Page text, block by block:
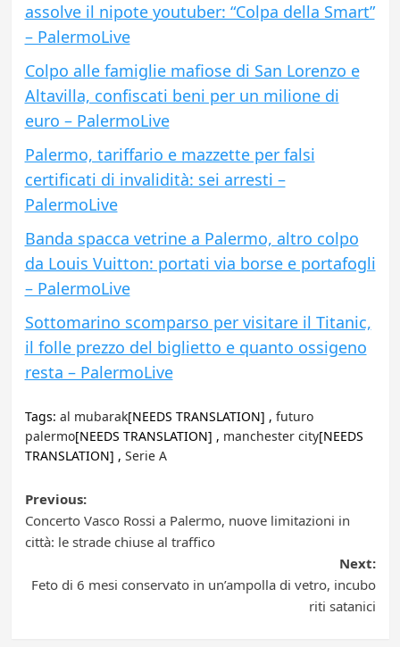
assolve il nipote youtuber: “Colpa della Smart”
– PalermoLive
Colpo alle famiglie mafiose di San Lorenzo e
Altavilla, confiscati beni per un milione di
euro – PalermoLive
Palermo, tariffario e mazzette per falsi
certificati di invalidità: sei arresti –
PalermoLive
Banda spacca vetrine a Palermo, altro colpo
da Louis Vuitton: portati via borse e portafogli
– PalermoLive
Sottomarino scomparso per visitare il Titanic,
il folle prezzo del biglietto e quanto ossigeno
resta – PalermoLive
Tags: al mubarak[NEEDS TRANSLATION] , futuro
palermo[NEEDS TRANSLATION] , manchester city[NEEDS
TRANSLATION] , Serie A
Post
navigation
Previous:
Concerto Vasco Rossi a Palermo, nuove limitazioni in
città: le strade chiuse al traffico
Next:
Feto di 6 mesi conservato in un’ampolla di vetro, incubo
riti satanici